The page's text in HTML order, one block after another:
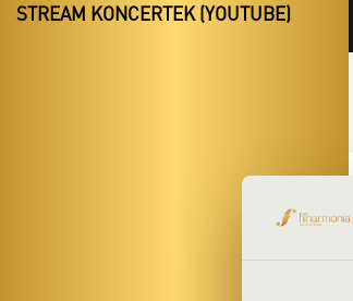
STREAM KONCERTEK (YOUTUBE)